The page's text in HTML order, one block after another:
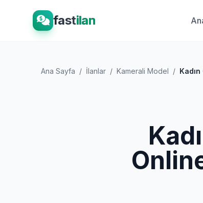
fastilan
Ana Sayfa / İlanlar / Kamerali Model /